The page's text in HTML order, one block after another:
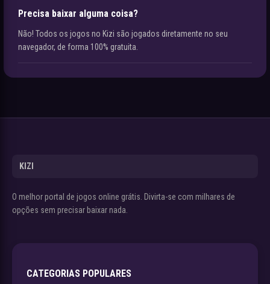
Precisa baixar alguma coisa?
Não! Todos os jogos no Kizi são jogados diretamente no seu
navegador, de forma 100% gratuita.
KIZI
O melhor portal de jogos online grátis. Divirta-se com milhares de
opções sem precisar baixar nada.
CATEGORIAS POPULARES